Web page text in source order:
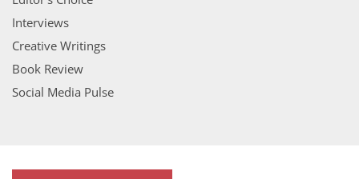
Interviews
Creative Writings
Book Review
Social Media Pulse